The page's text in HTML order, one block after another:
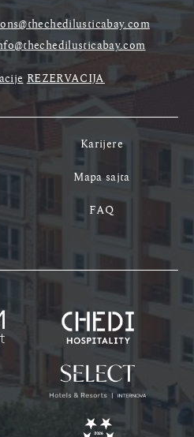
REZERVACIJA
Karijere
Mapa sajta
FAQ